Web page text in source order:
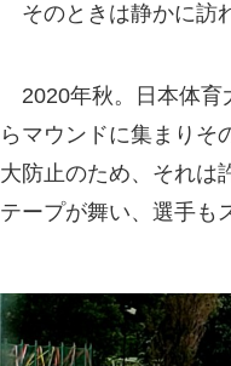
そのときは静かに訪
2020年秋。日本体育
らマウンドに集まりそ
大防止のため、それは
テープが舞い、選手も